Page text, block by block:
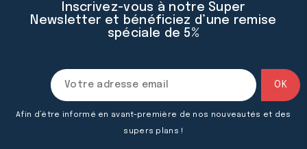
Inscrivez-vous à notre Super
Newsletter et bénéficiez d’une remise
spéciale de 5%
Afin d’être informé en avant-première de nos nouveautés et des
supers plans !